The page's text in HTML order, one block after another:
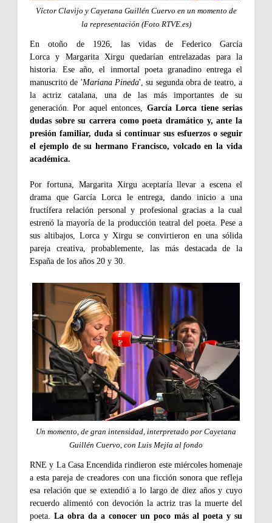
Víctor Clavijo y Cayetana Guillén Cuervo en un momento de
la representación (Foto RTVE.es)
En otoño de 1926, las vidas de Federico García
Lorca y Margarita Xirgu quedarían entrelazadas para la
historia. Ese año, el inmortal poeta granadino entrega el
manuscrito de 'Mariana Pineda', su segunda obra de teatro, a
la actriz catalana, una de las más importantes de su
generación. Por aquel entonces, García Lorca tiene serias
dudas sobre su carrera como poeta dramático y, ante la
presión familiar, duda si continuar sus esfuerzos o seguir
el ejemplo de su hermano Francisco, volcado en la vida
académica.
Por fortuna, Margarita Xirgu aceptaría llevar a escena el
drama que García Lorca le entrega, dando inicio a una
fructífera relación personal y profesional gracias a la cual
estrenó la mayoría de la producción teatral del poeta. Pese a
sus altibajos, Lorca y Xirgu se convirtieron en una sólida
pareja creativa, probablemente, las más destacada de la
España de los años 20 y 30.
Un momento, de gran intensidad, interpretado por Cayetana
Guillén Cuervo, con Luis Mejía al fondo
RNE y La Casa Encendida rindieron este miércoles homenaje
a esta pareja de creadores con una ficción sonora que refleja
esa relación que se extendió a lo largo de diez años y cuyo
recuerdo alimentó con devoción la actriz tras la muerte del
poeta.
La obra da a conocer un poco más al poeta y su